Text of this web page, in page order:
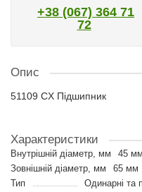
+38 (067) 364 71
72
Опис
51109 CX Підшипник
Характеристики
Внутрішній діаметр, мм
45 мм
Зовнішній діаметр, мм
65 мм
Тип
Одинарні та